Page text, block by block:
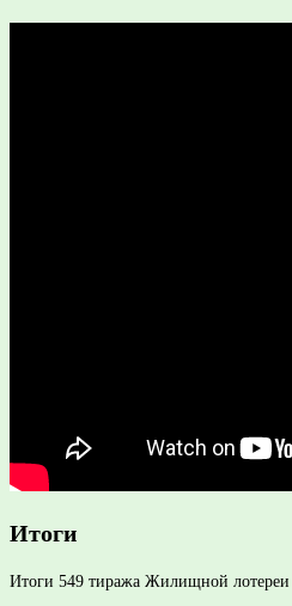
Итоги
Итоги 549 тиража Жилищной лотереи